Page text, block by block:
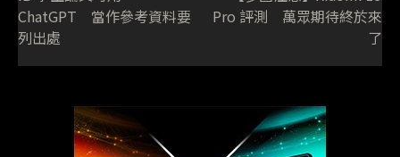
ChatGPT 當作參考資料要
列出處
Pro 評測 萬眾期待終於來
了